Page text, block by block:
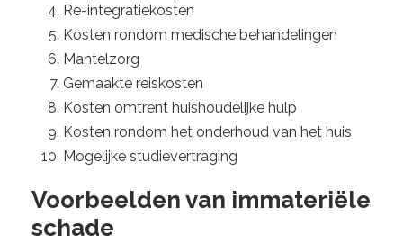
Re-integratiekosten
Kosten rondom medische behandelingen
Mantelzorg
Gemaakte reiskosten
Kosten omtrent huishoudelijke hulp
Kosten rondom het onderhoud van het huis
Mogelijke studievertraging
Voorbeelden van immateriële
schade